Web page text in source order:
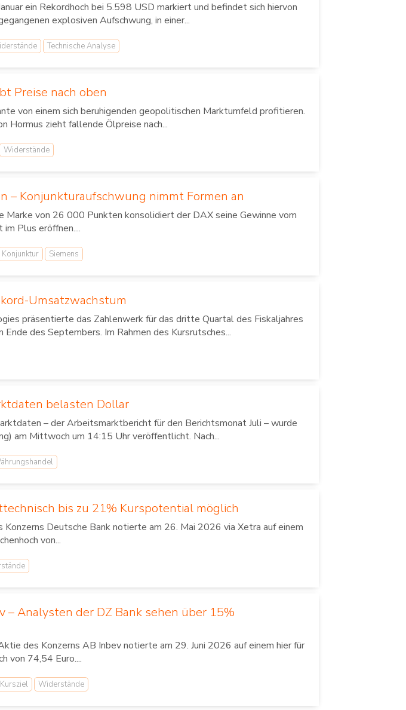
ein Rekordhoch bei 5.598 USD markiert und befindet sich hiervon
explosiven Aufschwung, in einer...
Technische Analyse
Preise nach oben
von einem sich beruhigenden geopolitischen Marktumfeld profitieren.
Hormus zieht fallende Ölpreise nach...
Widerstände
– Konjunkturaufschwung nimmt Formen an
Marke von 26 000 Punkten konsolidiert der DAX seine Gewinne vom
Plus eröffnen....
Konjunktur Siemens
Umsatzwachstum
präsentierte das Zahlenwerk für das dritte Quartal des Fiskaljahres
des Septembers. Im Rahmen des Kursrutsches...
belasten Dollar
– der Arbeitsmarktbericht für den Berichtsmonat Juli – wurde
am Mittwoch um 14:15 Uhr veröffentlicht. Nach...
bis zu 21% Kurspotential möglich
Deutsche Bank notierte am 26. Mai 2026 via Xetra auf einem
von...
– Analysten der DZ Bank sehen über 15%
des Konzerns AB Inbev notierte am 29. Juni 2026 auf einem hier für
von 74,54 Euro....
Kursziel Widerstände